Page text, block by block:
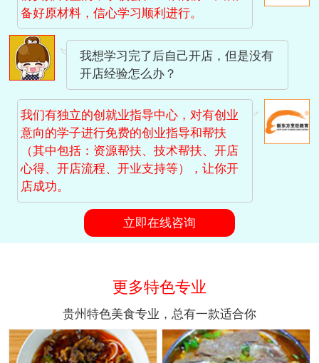
备好原材料，信心学习顺利进行。
我想学习完了后自己开店，但是没有
开店经验怎么办？
我们有独立的创就业指导中心，对有创业
意向的学子进行免费的创业指导和帮扶
（其中包括：资源帮扶、技术帮扶、开店
心得、开店流程、开业支持等），让你开
店成功。
立即在线咨询
更多特色专业
贵州特色美食专业，总有一款适合你